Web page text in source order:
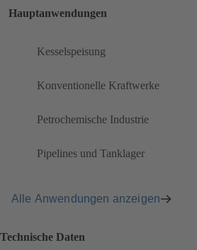
Hauptanwendungen
Kesselspeisung
Konventionelle Kraftwerke
Petrochemische Industrie
Pipelines und Tanklager
Alle Anwendungen anzeigen
Technische Daten